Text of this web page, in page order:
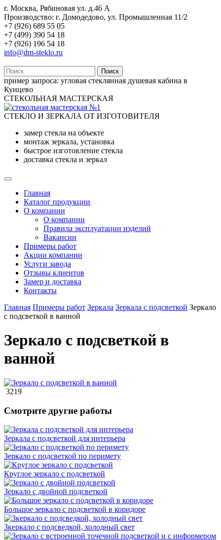
г. Москва, Рябиновая ул. д.46 А
Производство: г. Домодедово, ул. Промышленная 11/2
+7 (926) 689 55 05
+7 (499) 390 54 18
+7 (926) 196 54 18
info@dm-steklo.ru
Поиск
пример запроса: угловая стеклянная душевая кабина в
Кунцево
СТЕКОЛЬНАЯ МАСТЕРСКАЯ
СТЕКЛО И ЗЕРКАЛА ОТ ИЗГОТОВИТЕЛЯ
замер стекла на объекте
монтаж зеркала, установка
быстрое изготовление стекла
доставка стекла и зеркал
Главная
Каталог продукции
О компании
О компании
Правила эксплуатации изделий
Вакансии
Примеры работ
Акции компании
Услуги завода
Отзывы клиентов
Замер и доставка
Контакты
Главная Примеры работ Зеркала Зеркала с подсветкой Зеркало
с подсветкой в ванной
Зеркало с подсветкой в
ванной
3219
Смотрите другие работы
Зеркала с подсветкой для интерьера
Зеркало с подсветкой по перимету
Круглое зеркало с подсветкой
Зеркало с двойной подсветкой
Большое зеркало с подсветкой в коридоре
Зкеркало с подсведкой, холодный свет